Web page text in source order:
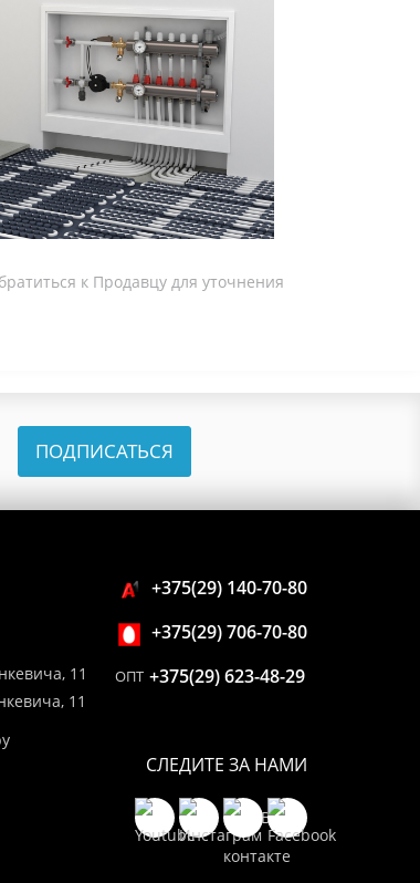
к Продавцу для уточнения
ПОДПИСАТЬСЯ
11
11
+375(29) 140-70-80
+375(29) 706-70-80
ОПТ +375(29) 623-48-29
СЛЕДИТЕ ЗА НАМИ